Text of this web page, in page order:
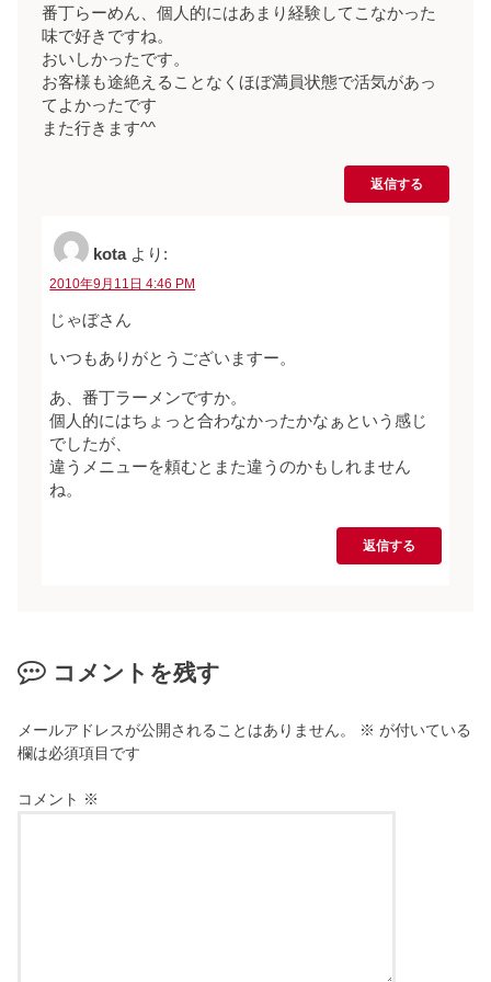
番丁らーめん、個人的にはあまり経験してこなかった
味で好きですね。
おいしかったです。
お客様も途絶えることなくほぼ満員状態で活気があっ
てよかったです
また行きます^^
返信する
kota より:
2010年9月11日 4:46 PM
じゃぼさん
いつもありがとうございますー。
あ、番丁ラーメンですか。
個人的にはちょっと合わなかったかなぁという感じ
でしたが、
違うメニューを頼むとまた違うのかもしれません
ね。
返信する
コメントを残す
メールアドレスが公開されることはありません。 ※ が付いている
欄は必須項目です
コメント ※